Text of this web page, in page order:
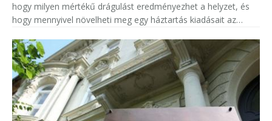
hogy milyen mértékű drágulást eredményezhet a helyzet, és
hogy mennyivel növelheti meg egy háztartás kiadásait az